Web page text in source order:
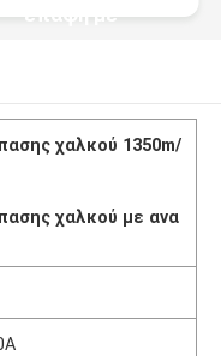
επαφή με
χαλκού 1350m/
χαλκού με ανα